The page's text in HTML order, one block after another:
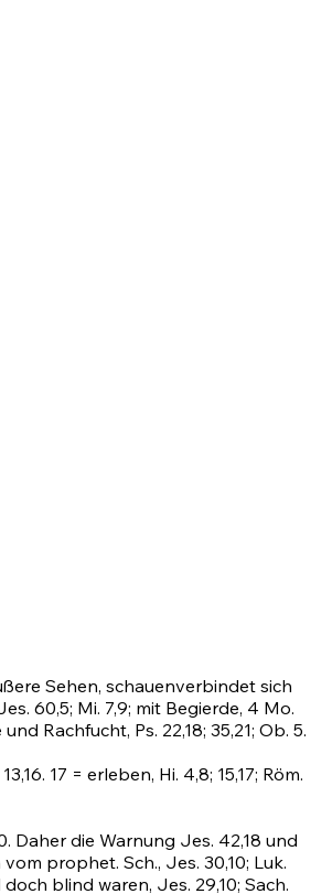
Sehen, schauenverbindet sich
60,5; Mi. 7,9; mit Begierde, 4 Mo.
Rachfucht, Ps. 22,18; 35,21; Ob. 5.
. 17 = erleben, Hi. 4,8; 15,17; Röm.
Daher die Warnung Jes. 42,18 und
vom prophet. Sch., Jes. 30,10; Luk.
doch blind waren, Jes. 29,10; Sach.